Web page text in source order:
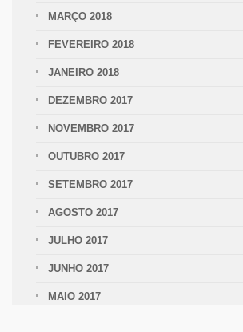
MARÇO 2018
FEVEREIRO 2018
JANEIRO 2018
DEZEMBRO 2017
NOVEMBRO 2017
OUTUBRO 2017
SETEMBRO 2017
AGOSTO 2017
JULHO 2017
JUNHO 2017
MAIO 2017